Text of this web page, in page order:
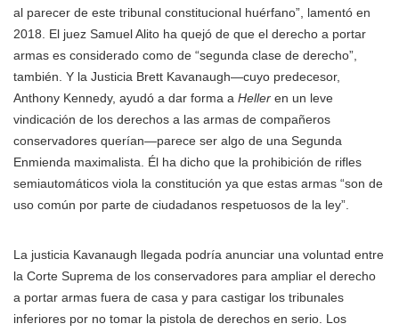
al parecer de este tribunal constitucional huérfano”, lamentó en
2018. El juez Samuel Alito ha quejó de que el derecho a portar
armas es considerado como de “segunda clase de derecho”,
también. Y la Justicia Brett Kavanaugh—cuyo predecesor,
Anthony Kennedy, ayudó a dar forma a Heller en un leve
vindicación de los derechos a las armas de compañeros
conservadores querían—parece ser algo de una Segunda
Enmienda maximalista. Él ha dicho que la prohibición de rifles
semiautomáticos viola la constitución ya que estas armas “son de
uso común por parte de ciudadanos respetuosos de la ley”.
La justicia Kavanaugh llegada podría anunciar una voluntad entre
la Corte Suprema de los conservadores para ampliar el derecho
a portar armas fuera de casa y para castigar los tribunales
inferiores por no tomar la pistola de derechos en serio. Los